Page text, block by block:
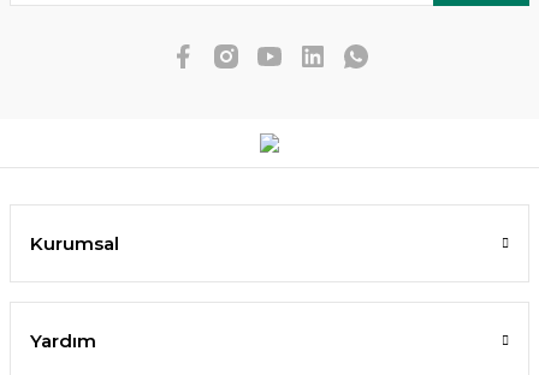
Hygrophila difformis red EX VITRO
83,31 TL
Kurumsal
Yardım